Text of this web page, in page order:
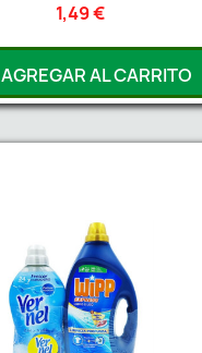
1,49 €
AGREGAR AL CARRITO